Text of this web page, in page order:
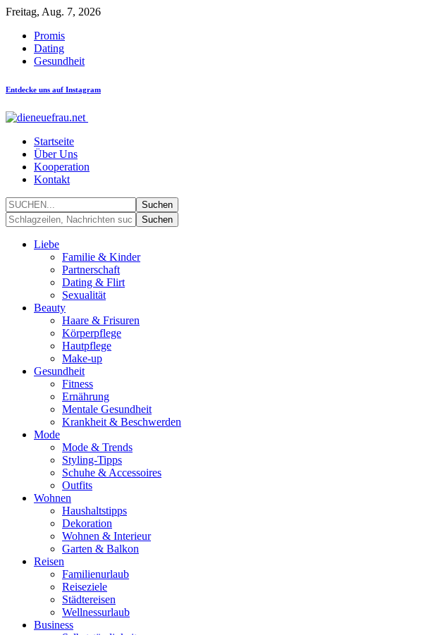
Freitag, Aug. 7, 2026
Promis
Dating
Gesundheit
Entdecke uns auf Instagram
Startseite
Über Uns
Kooperation
Kontakt
Liebe
Familie & Kinder
Partnerschaft
Dating & Flirt
Sexualität
Beauty
Haare & Frisuren
Körperpflege
Hautpflege
Make-up
Gesundheit
Fitness
Ernährung
Mentale Gesundheit
Krankheit & Beschwerden
Mode
Mode & Trends
Styling-Tipps
Schuhe & Accessoires
Outfits
Wohnen
Haushaltstipps
Dekoration
Wohnen & Interieur
Garten & Balkon
Reisen
Familienurlaub
Reiseziele
Städtereisen
Wellnessurlaub
Business